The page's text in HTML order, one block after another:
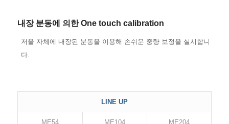
내장 분동에 의한 One touch calibration
저울 자체에 내장된 분동을 이용해 손쉬운 중량 보정을 실시합니
다.
LINE UP
ME54 ME104 ME204